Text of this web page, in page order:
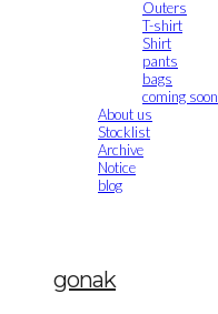
Outers
T-shirt
Shirt
pants
bags
coming soon
About us
Stocklist
Archive
Notice
blog
gonak